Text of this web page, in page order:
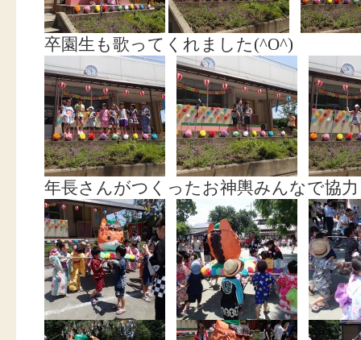
卒園生も歌ってくれました(^O^)
年長さんがつくったお神輿みんなで協